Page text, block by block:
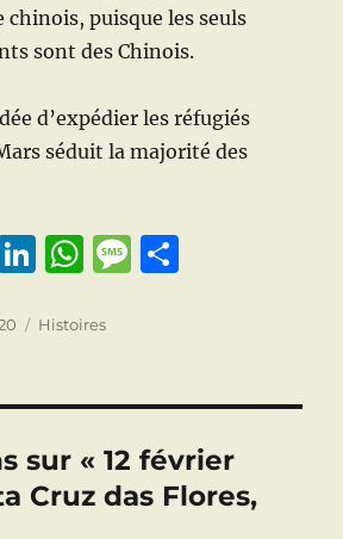
puisque les seuls
sont des Chinois.
d’expédier les réfugiés
séduit la majorité des
Li
k
d
I
n
W
at
A
p
p
M
g
e
g
er
Catégories
Histoires
sur « 12 février
Cruz das Flores,